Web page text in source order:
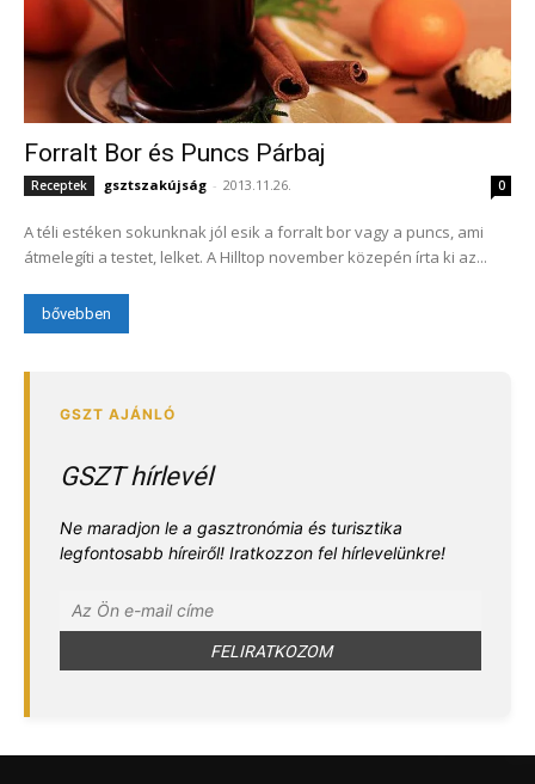
Forralt Bor és Puncs Párbaj
Receptek gsztszakújság - 2013.11.26. 0
A téli estéken sokunknak jól esik a forralt bor vagy a puncs, ami
átmelegíti a testet, lelket. A Hilltop november közepén írta ki az...
bővebben
GSZT hírlevél
Ne maradjon le a gasztronómia és turisztika
legfontosabb híreiről! Iratkozzon fel hírlevelünkre!